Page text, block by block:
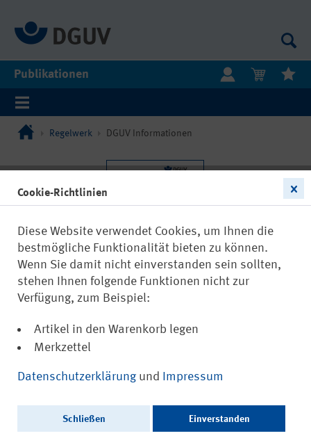
Publikationen
Regelwerk DGUV Informationen
DGUV Information 250-109
Betriebsärztinnen zum Betrieblichen
Eingliederungsmanagement
Cookie-Richtlinien
Diese Website verwendet Cookies, um Ihnen die
bestmögliche Funktionalität bieten zu können.
Wenn Sie damit nicht einverstanden sein sollten,
stehen Ihnen folgende Funktionen nicht zur
Verfügung, zum Beispiel:
Artikel in den Warenkorb legen
Merkzettel
Datenschutzerklärung und Impressum
Schließen Einverstanden